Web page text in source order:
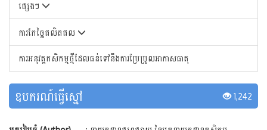
ផ្សេងៗ
ការកែច្នៃផលិតផល
ការអនុវត្តកសិកម្មថ្មីដែលធន់ទៅនឹងការប្រែប្រួលអាកាសធាតុ
ឧបករណ៍ធ្វើស្មៅ 1,242